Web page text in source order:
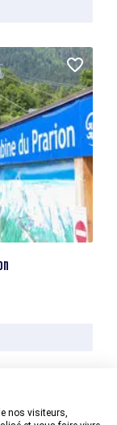
nos visiteurs,